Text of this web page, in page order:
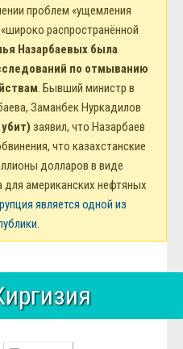
проблем «ущемления
распространённой
Назарбаевых была
по отмыванию
. Бывший министр в
Заманбек Нуркадилов
заявил, что Назарбаев
что казахстанские
долларов в виде
для американских нефтяных
является одной из
.